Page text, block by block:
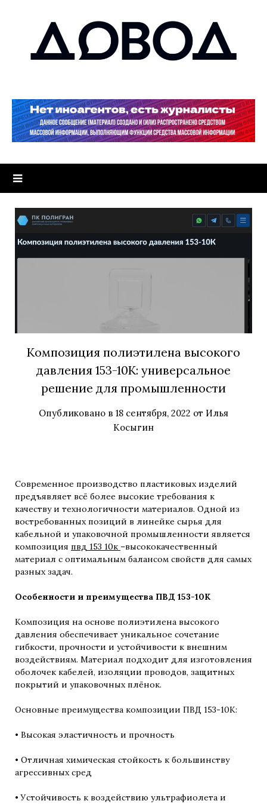
Композиция полиэтилена высокого
давления 153-10К: универсальное
решение для промышленности
Опубликовано в 18 сентября, 2022 от Илья
Косыгин
Современное производство пластиковых изделий
предъявляет всё более высокие требования к
качеству и технологичности материалов. Одной из
востребованных позиций в линейке сырья для
кабельной и упаковочной промышленности является
композиция пвд 153 10к –высококачественный
материал с оптимальным балансом свойств для самых
разных задач.
Особенности и преимущества ПВД 153-10К
Композиция на основе полиэтилена высокого
давления обеспечивает уникальное сочетание
гибкости, прочности и устойчивости к внешним
воздействиям. Материал подходит для изготовления
оболочек кабелей, изоляции проводов, защитных
покрытий и упаковочных плёнок.
Основные преимущества композиции ПВД 153-10К:
• Высокая эластичность и прочность
• Отличная химическая стойкость к большинству
агрессивных сред
• Устойчивость к воздействию ультрафиолета и